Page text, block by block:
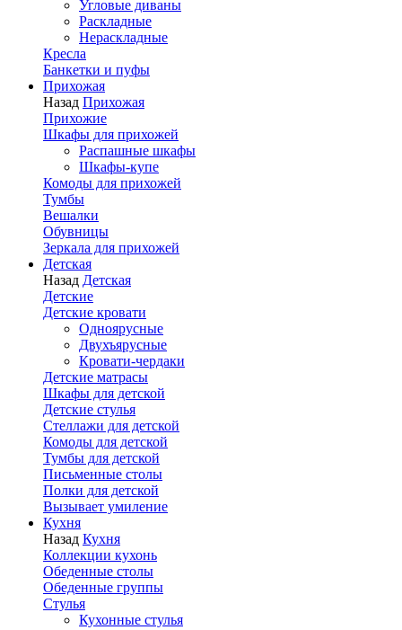
Угловые диваны
Раскладные
Нераскладные
Кресла
Банкетки и пуфы
Прихожая
Назад Прихожая
Прихожие
Шкафы для прихожей
Распашные шкафы
Шкафы-купе
Комоды для прихожей
Тумбы
Вешалки
Обувницы
Зеркала для прихожей
Детская
Назад Детская
Детские
Детские кровати
Одноярусные
Двухъярусные
Кровати-чердаки
Детские матрасы
Шкафы для детской
Детские стулья
Стеллажи для детской
Комоды для детской
Тумбы для детской
Письменные столы
Полки для детской
Вызывает умиление
Кухня
Назад Кухня
Коллекции кухонь
Обеденные столы
Обеденные группы
Стулья
Кухонные стулья